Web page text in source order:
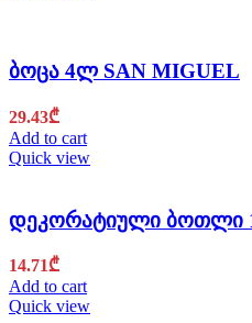
ბოცა 4ლ SAN MIGUEL
29.43₾
Add to cart
Quick view
დეკორატიული ბოთლი
14.71₾
Add to cart
Quick view